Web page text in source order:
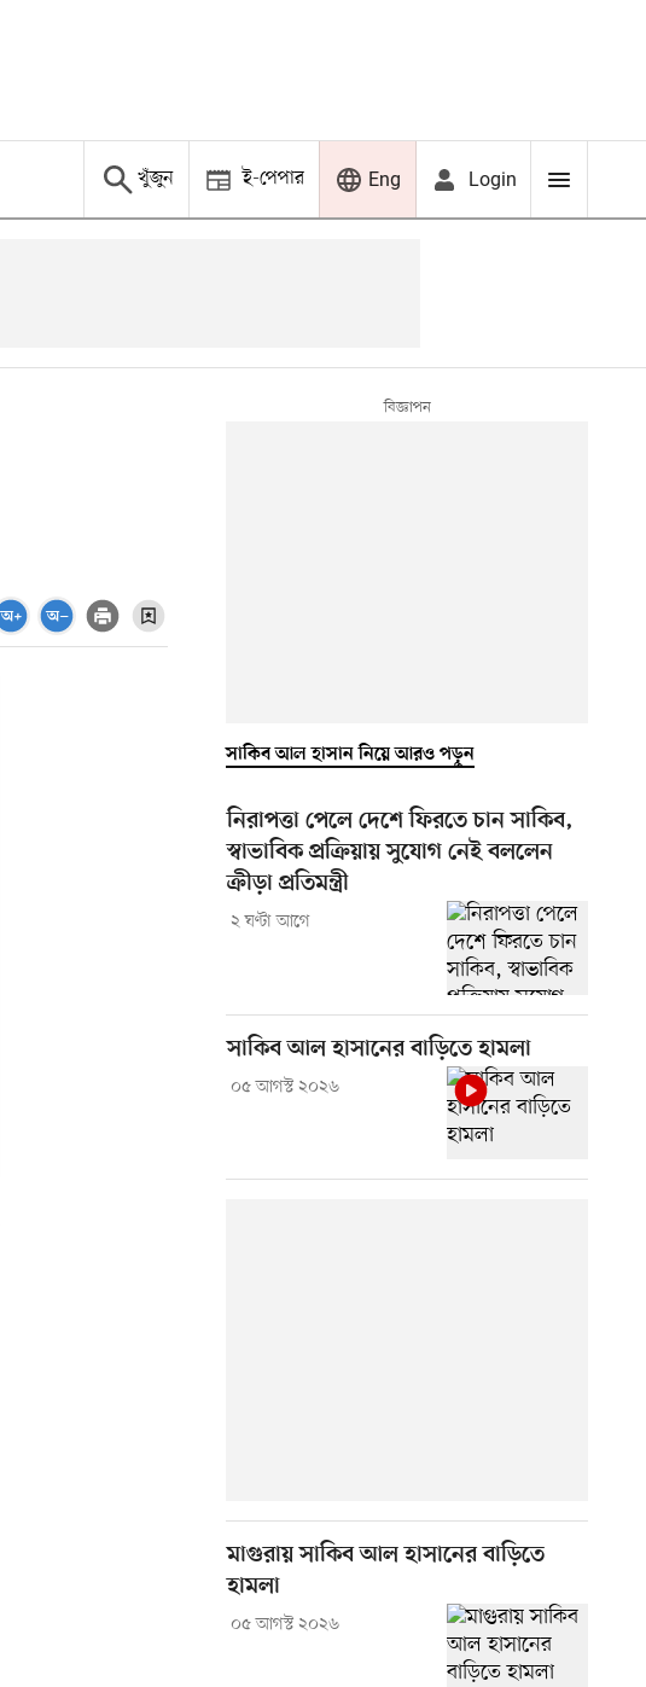
খুঁজুন ই-পেপার Eng Login
সাকিব আল হাসান নিয়ে আরও পড়ুন
নিরাপত্তা পেলে দেশে ফিরতে চান সাকিব,
স্বাভাবিক প্রক্রিয়ায় সুযোগ নেই বললেন
ক্রীড়া প্রতিমন্ত্রী
২ ঘণ্টা আগে
সাকিব আল হাসানের বাড়িতে হামলা
০৫ আগস্ট ২০২৬
মাগুরায় সাকিব আল হাসানের বাড়িতে
হামলা
০৫ আগস্ট ২০২৬